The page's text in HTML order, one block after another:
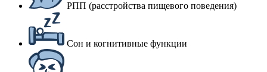
РПП (расстройства пищевого поведения)
Сон и когнитивные функции